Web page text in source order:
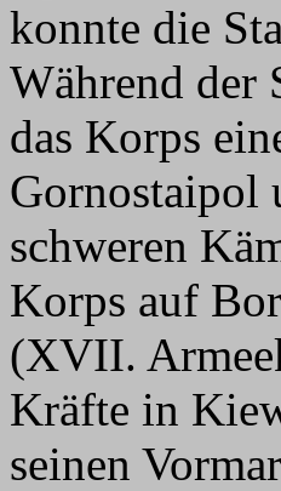
konnte die
Während der
das Korps
Gornostaipol
schweren
Korps auf
(XVII.
Kräfte in
seinen